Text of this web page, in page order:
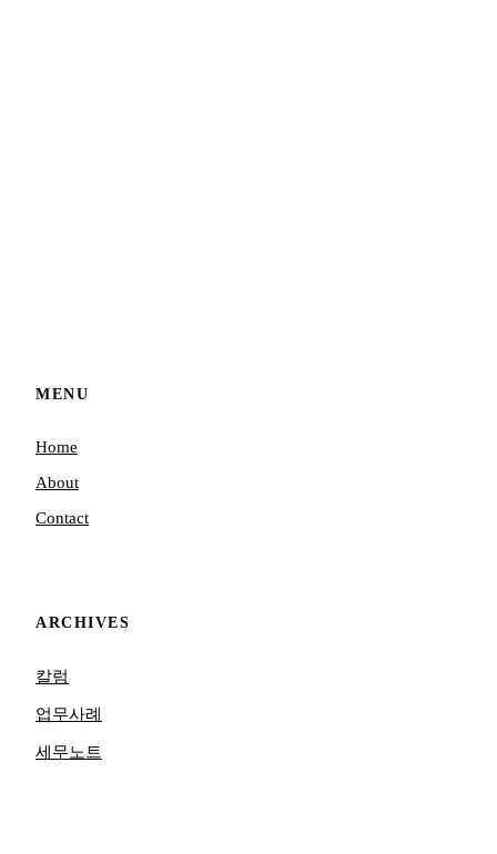
MENU
Home
About
Contact
ARCHIVES
칼럼
업무사례
세무노트